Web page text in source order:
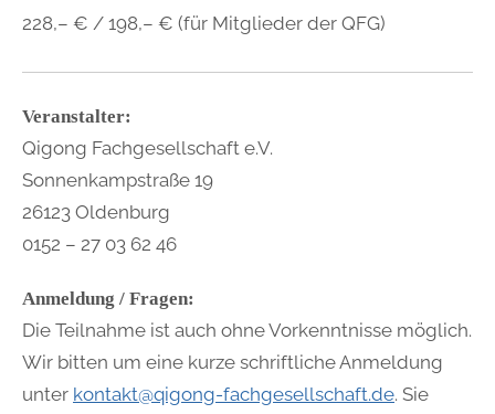
228,– € / 198,– € (für Mitglieder der QFG)
Veranstalter:
Qigong Fachgesellschaft e.V.
Sonnenkampstraße 19
26123 Oldenburg
0152 – 27 03 62 46
Anmeldung / Fragen:
Die Teilnahme ist auch ohne Vorkenntnisse möglich.
Wir bitten um eine kurze schriftliche Anmeldung
unter kontakt@qigong-fachgesellschaft.de. Sie